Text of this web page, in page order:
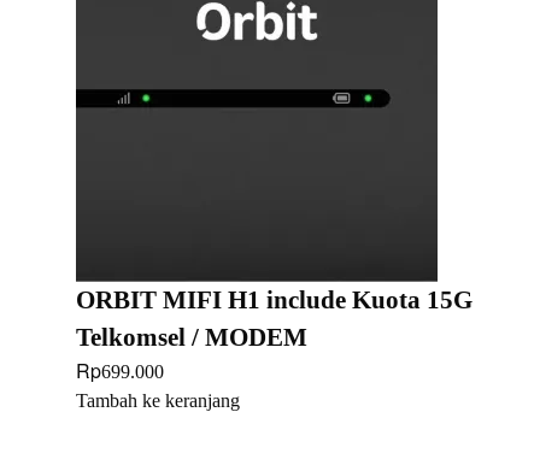
ORBIT MIFI H1 include Kuota 15G
Telkomsel / MODEM
Rp699.000
Tambah ke keranjang